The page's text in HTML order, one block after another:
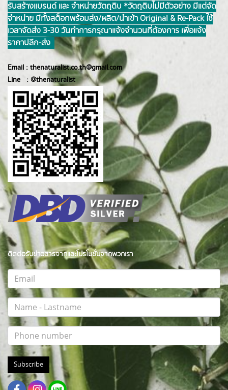
รับสร้างแบรนด์ และ จำหน่ายวัตถุดิบ *วัตถุดิบไม่มีตัวอย่าง มีแต่จัด
จำหน่าย มีทั้งสต็อกพร้อมส่ง/ผลิต/นำเข้า Original & Re-Pack ใช้
เวลาจัดส่ง 3-30 วันทำการ กรุณาแจ้งจำนวนที่ต้องการ เพื่อแจ้ง
ราคาปลีก-ส่ง
Email : thenaturalist.co.th@gmail.com
Line : @thenaturalist
ติดต่อรับข่าวสารจากและโปรโมชั่นจากพวกเรา
Subscribe